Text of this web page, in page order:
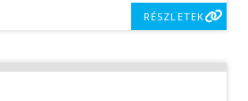
RÉSZLETEK